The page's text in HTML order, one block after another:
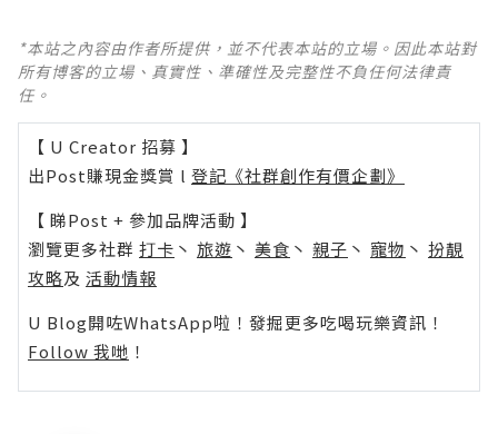
*本站之內容由作者所提供，並不代表本站的立場。因此本站對
所有博客的立場、真實性、準確性及完整性不負任何法律責
任。
【 U Creator 招募 】
出Post賺現金獎賞 l 登記《社群創作有價企劃》
【 睇Post + 參加品牌活動 】
瀏覽更多社群 打卡 丶 旅遊 丶 美食 丶 親子 丶 寵物 丶 扮靚
攻略及 活動情報
U Blog開咗WhatsApp啦！發掘更多吃喝玩樂資訊！
Follow 我哋 ！